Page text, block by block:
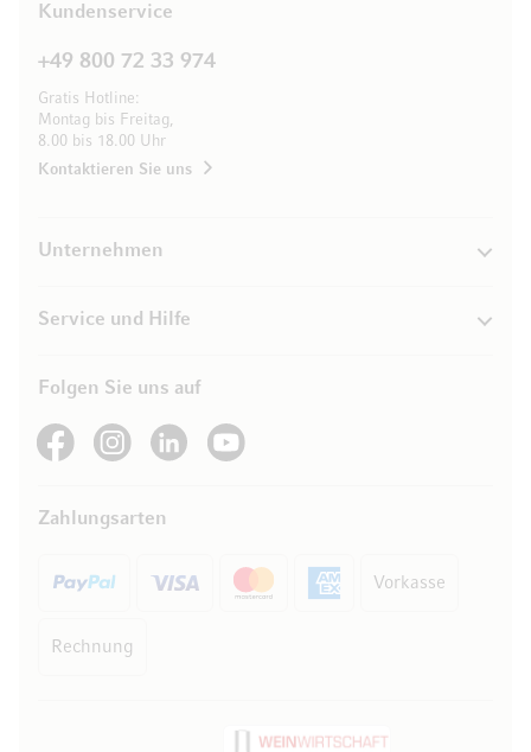
Kundenservice
+49 800 72 33 974
Gratis Hotline:
Montag bis Freitag,
8.00 bis 18.00 Uhr
Kontaktieren Sie uns
Unternehmen
Service und Hilfe
Folgen Sie uns auf
See our FacebookSee our Instagram account
See our LinkedInSee our YouTube channel
Zahlungsarten
Vorkasse
Rechnung